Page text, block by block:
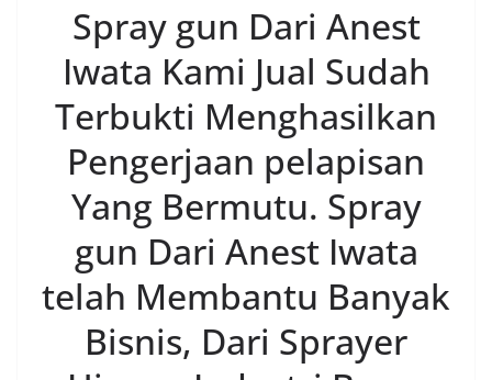
Spray gun Dari Anest
Iwata Kami Jual Sudah
Terbukti Menghasilkan
Pengerjaan pelapisan
Yang Bermutu. Spray
gun Dari Anest Iwata
telah Membantu Banyak
Bisnis, Dari Sprayer